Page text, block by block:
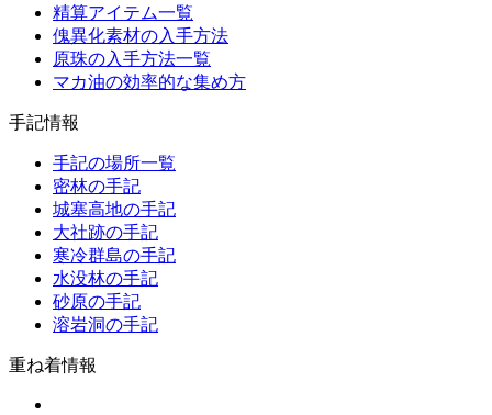
精算アイテム一覧
傀異化素材の入手方法
原珠の入手方法一覧
マカ油の効率的な集め方
手記情報
手記の場所一覧
密林の手記
城塞高地の手記
大社跡の手記
寒冷群島の手記
水没林の手記
砂原の手記
溶岩洞の手記
重ね着情報